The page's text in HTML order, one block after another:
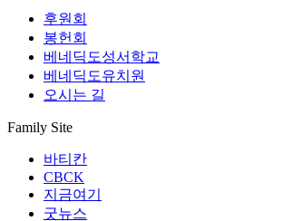
후원회
봉헌회
베네딕도성서학교
베네딕도유치원
오시는 길
Family Site
바티칸
CBCK
지금여기
굿뉴스